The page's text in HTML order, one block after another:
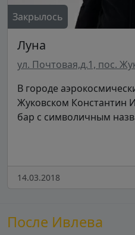
Закрылось
Луна
ул. Почтовая,д.1, пос.
В городе
Жуковском Константин
бар с символичным
14.03.2018
После Ивлева